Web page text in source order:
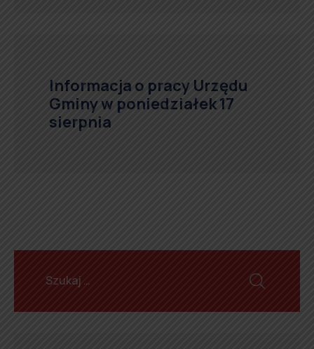
Informacja o pracy Urzędu
Gminy w poniedziałek 17
sierpnia